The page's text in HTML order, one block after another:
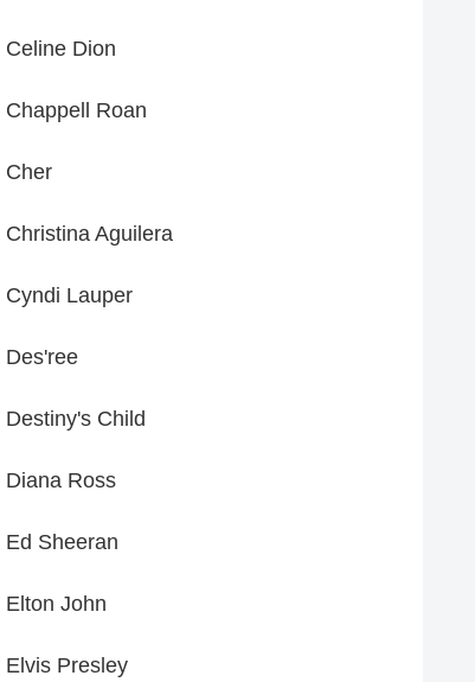
Celine Dion
Chappell Roan
Cher
Christina Aguilera
Cyndi Lauper
Des'ree
Destiny's Child
Diana Ross
Ed Sheeran
Elton John
Elvis Presley